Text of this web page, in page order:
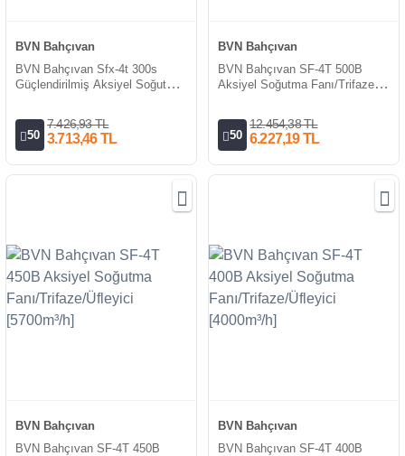
BVN Bahçıvan
BVN Bahçıvan Sfx-4t 300s
Güçlendirilmiş Aksiyel Soğutma
50
7.426,93 TL
3.713,46 TL
BVN Bahçıvan
BVN Bahçıvan SF-4T 500B
Aksiyel Soğutma Fanı/Trifaze/
50
12.454,38 TL
6.227,19 TL
BVN Bahçıvan
BVN Bahçıvan SF-4T 450B
BVN Bahçıvan
BVN Bahçıvan SF-4T 400B